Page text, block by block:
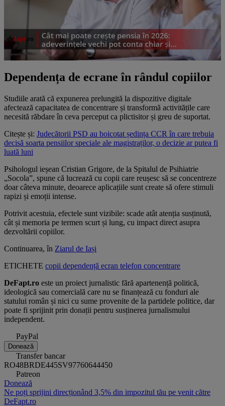
Dependența de ecrane în rândul copiilor
Studiile arată că expunerea prelungită la dispozitive digitale
afectează capacitatea de concentrare și transformă activitățile care
necesită răbdare în ceva perceput ca plictisitor și greu de suportat.
Citește și: Judecătorii PSD au boicotat ședința CCR în care trebuia
decisă soarta pensiilor speciale ale magistraților, o decizie ar putea fi
luată luni
Psihologul ieșean Cristian Grigore, de la Spitalul de Psihiatrie
„Socola”, spune că lucrează cu copii care reușesc să se concentreze
doar câteva minute, deoarece aplicațiile sunt create să ofere stimuli
rapizi și emoții intense.
Potrivit acestuia, efectele sunt vizibile: scade atât atenția susținută,
cât și memoria pe termen scurt și lung, cu impact direct asupra
dezvoltării copiilor.
Continuarea, în Ziarul de Iași
ETICHETE copii dependență ecran telefon concentrare
DeFapt.ro este un proiect jurnalistic fără apartenență politică,
ideologică sau comercială care nu se finanțează cu fonduri ale
statului român și nici cu sume provenite de la partidele politice, dar
poate fi sprijinit prin donații pentru susținerea jurnalismului
independent.
PayPal
Donează
Transfer bancar
RO48BRDE445SV97760644450
Patreon
Donează
Ne poți sprijini direcționând 3,5% din impozitul tău pe venit către
DeFapt.ro